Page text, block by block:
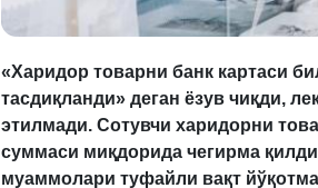
«Харидор товарни банк картаси
тасдиқланди» деган ёзув чиқди,
этилмади. Сотувчи харидорни
суммаси миқдорида чегирма
муаммолари туфайли вақт